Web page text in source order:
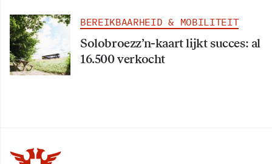
BEREIKBAARHEID & MOBILITEIT
Solobroezz’n-kaart lijkt succes: al
16.500 verkocht